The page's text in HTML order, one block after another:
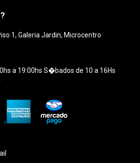
1, Galeria Jardin, Microcentro
a 19:00hs S�bados de 10 a 16Hs